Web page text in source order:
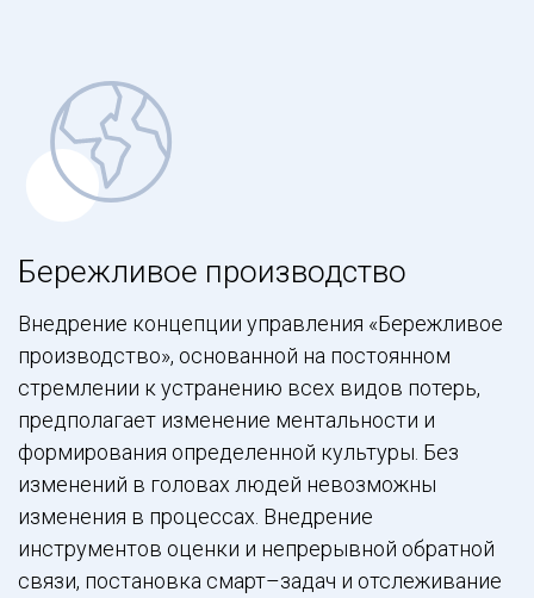
Бережливое производство
Внедрение концепции управления «Бережливое
производство», основанной на постоянном
стремлении к устранению всех видов потерь,
предполагает изменение ментальности и
формирования определенной культуры. Без
изменений в головах людей невозможны
изменения в процессах. Внедрение
инструментов оценки и непрерывной обратной
связи, постановка смарт–задач и отслеживание